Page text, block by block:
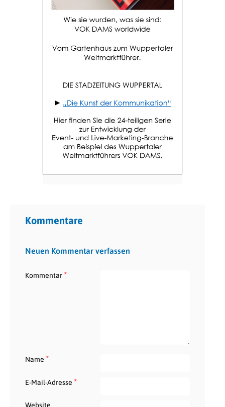
Kommentare
Neuen Kommentar verfassen
Kommentar*
Name *
E-Mail-Adresse *
Website